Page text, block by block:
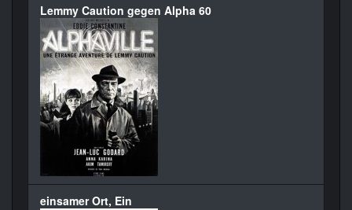
Lemmy Caution gegen Alpha 60
einsamer Ort, Ein